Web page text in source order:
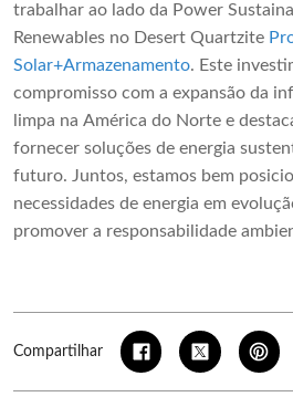
trabalhar ao lado da Power
Renewables no Desert Quartzite
Solar+Armazenamento. Este
compromisso com a expansão da
limpa na América do Norte e
fornecer soluções de energia
futuro. Juntos, estamos bem
necessidades de energia em
promover a responsabilidade
Compartilhar